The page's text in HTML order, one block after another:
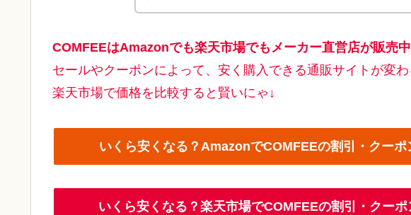
COMFEEはAmazonでも楽天市場でもメーカー直営店が販売中
セールやクーポンによって、安く購入できる通販サイトが変
楽天市場で価格を比較すると賢いにゃ↓
いくら安くなる？AmazonでCOMFEEの割引・クーポ
いくら安くなる？楽天市場でCOMFEEの割引・クーポ